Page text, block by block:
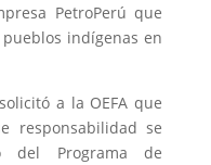
PetroPerú que
indígenas en
a la OEFA que
responsabilidad se
del Programa de